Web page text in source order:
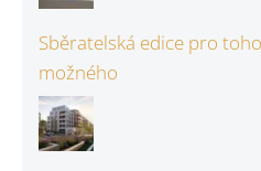
Sběratelská edice pro
možného